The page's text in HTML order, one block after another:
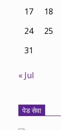
17
18
24
25
31
« Jul
पेड सेवा